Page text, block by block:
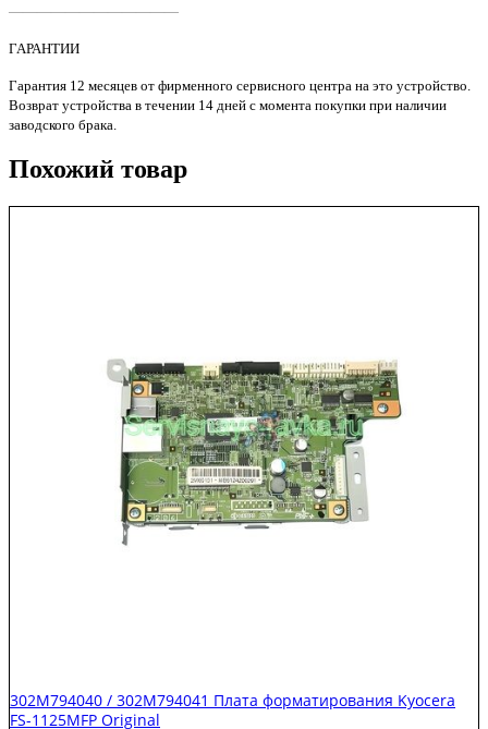
————————————
ГАРАНТИИ
Гарантия 12 месяцев от фирменного сервисного центра на это устройство.
Возврат устройства в течении 14 дней с момента покупки при наличии
заводского брака.
Похожий товар
302M794040 / 302M794041 Плата форматирования Kyocera
FS-1125MFP Original